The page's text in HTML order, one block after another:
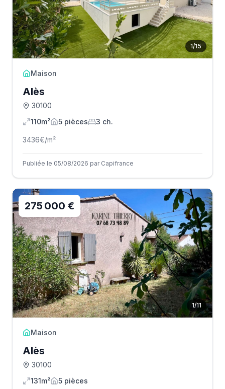
1/15
Maison
Alès
30100
110m²
5 pièces 3 ch.
3436€/m²
Publiée le 05/08/2026 par Capifrance
1/11
275 000 €
Maison
Alès
30100
131m²
5 pièces